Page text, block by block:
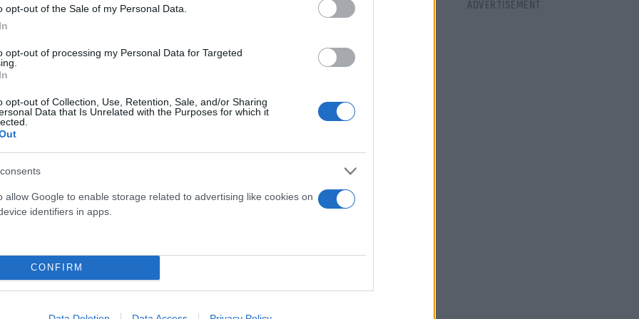
opt-out of the Sale of my Personal Data.
opt-out of processing my Personal Data for Targeted
opt-out of Collection, Use, Retention, Sale, and/or Sharing
Data that Is Unrelated with the Purposes for which it
allow Google to enable storage related to advertising like cookies on
identifiers in apps.
CONFIRM
άμεσα με το επικαιροποιημένο εμβόλιο για τον Covid, καθώς
60 ετών και τα άτομα με υποκείμενα νοσήματα – όπως
προστασίας σε όλους χώρους υγειονομικών μονάδων (π.χ.
καθώς και σε κλειστές Δομές που φιλοξενούν
του πληθυσμού (ηλικιωμένοι, άτομα με υποκείμενα
συμβουλές, με σκοπό να γίνεται έγκαιρη διάγνωση
φροντίδας ηλικιωμένων και λοιπές κλειστές δομές